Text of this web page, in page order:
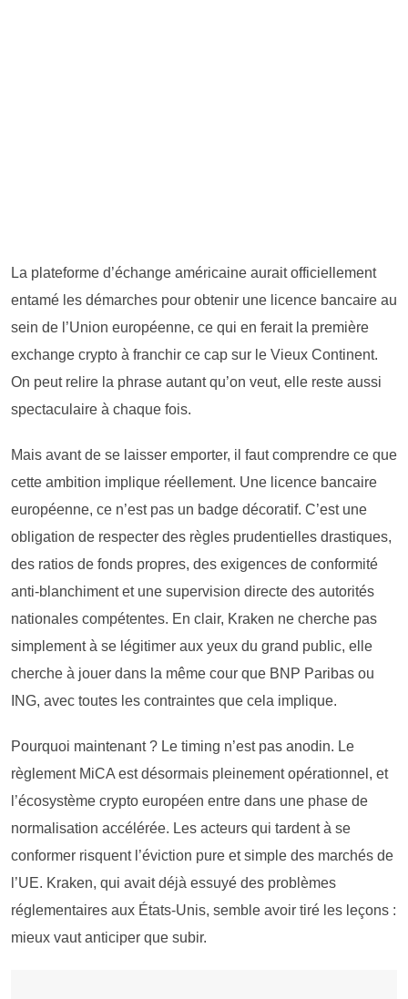
La plateforme d’échange américaine aurait officiellement
entamé les démarches pour obtenir une licence bancaire au
sein de l’Union européenne, ce qui en ferait la première
exchange crypto à franchir ce cap sur le Vieux Continent.
On peut relire la phrase autant qu’on veut, elle reste aussi
spectaculaire à chaque fois.
Mais avant de se laisser emporter, il faut comprendre ce que
cette ambition implique réellement. Une licence bancaire
européenne, ce n’est pas un badge décoratif. C’est une
obligation de respecter des règles prudentielles drastiques,
des ratios de fonds propres, des exigences de conformité
anti-blanchiment et une supervision directe des autorités
nationales compétentes. En clair, Kraken ne cherche pas
simplement à se légitimer aux yeux du grand public, elle
cherche à jouer dans la même cour que BNP Paribas ou
ING, avec toutes les contraintes que cela implique.
Pourquoi maintenant ? Le timing n’est pas anodin. Le
règlement MiCA est désormais pleinement opérationnel, et
l’écosystème crypto européen entre dans une phase de
normalisation accélérée. Les acteurs qui tardent à se
conformer risquent l’éviction pure et simple des marchés de
l’UE. Kraken, qui avait déjà essuyé des problèmes
réglementaires aux États-Unis, semble avoir tiré les leçons :
mieux vaut anticiper que subir.